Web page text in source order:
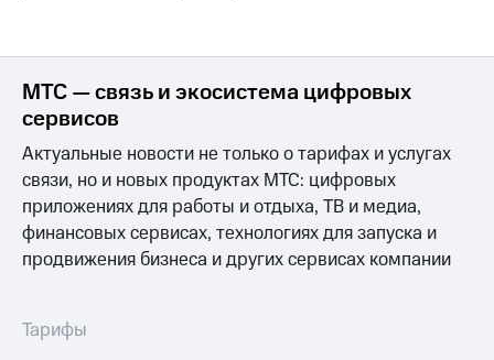
управление
Корпоративный
секретарь
Раскрытие
информации
Информация
акционерам
Документы
МТС — связь и экосистема цифровых
сервисов
Актуальные новости не только о тарифах и услугах
связи, но и новых продуктах МТС: цифровых
приложениях для работы и отдыха, ТВ и медиа,
финансовых сервисах, технологиях для запуска и
продвижения бизнеса и других сервисах компании
Тарифы